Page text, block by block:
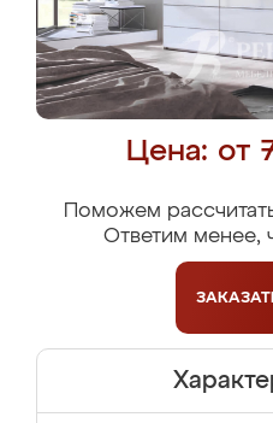
Цена: от
Поможем
Ответим менее,